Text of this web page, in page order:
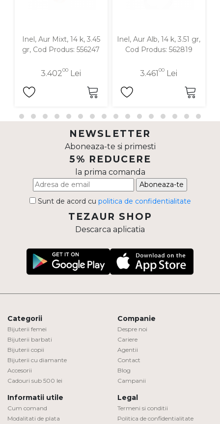
Inel, Aur Mixt, 14 k, 3.45
gr, Cod Produs: 556247
3.40200 Lei
Inel, Aur Alb, 14 k, 3.51 gr,
Cod Produs: 562819
3.46100 Lei
NEWSLETTER
Aboneaza-te si primesti
5% REDUCERE
la prima comanda
Aboneaza-te
Sunt de acord cu politica de confidentialitate
TEZAUR SHOP
Descarca aplicatia
Categorii
Bijuterii femei
Bijuterii barbati
Bijuterii copii
Bijuterii cu diamante
Accesorii
Cadouri sub 500 lei
Companie
Despre noi
Cariere
Agentii
Contact
Blog
Campanii
Informatii utile
Cum comand
Modalitati de plata
Legal
Termeni si conditii
Politica de confidentialitate